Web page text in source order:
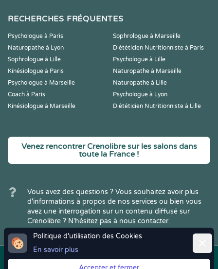
Politique d'utilisation des Cookies
En savoir plus
RECHERCHES FRÉQUENTES
Psychologue à Paris
Sophrologue à Marseille
Naturopathe à Lyon
Diététicien Nutritionniste à Paris
Sophrologue à Lille
Psychologue à Lille
Kinésiologue à Paris
Naturopathe à Marseille
Psychologue à Marseille
Naturopathe à Lille
Coach à Paris
Psychologue à Lyon
Kinésiologue à Marseille
Diététicien Nutritionniste à Lille
Venez rencontrer Crenolibre sur les salons dans
toute la France !
Vous avez des questions ? Vous souhaitez avoir plus
d'informations à propos de nos services ou bien vous
avez une interrogation sur un contenu diffusé sur
Crenolibre ? N'hésitez pas à nous contacter.
Copyright © 2022Crenolibre, tous
Mentions
| CGV | RGPD